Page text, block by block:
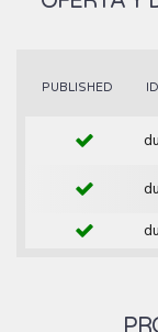
PUBLISHED ID